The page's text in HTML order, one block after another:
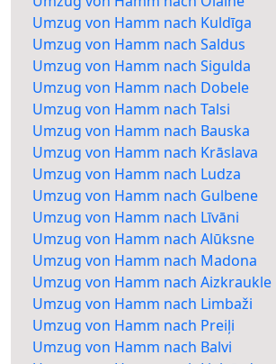
Umzug von Hamm nach Kuldīga
Umzug von Hamm nach Saldus
Umzug von Hamm nach Sigulda
Umzug von Hamm nach Dobele
Umzug von Hamm nach Talsi
Umzug von Hamm nach Bauska
Umzug von Hamm nach Krāslava
Umzug von Hamm nach Ludza
Umzug von Hamm nach Gulbene
Umzug von Hamm nach Līvāni
Umzug von Hamm nach Alūksne
Umzug von Hamm nach Madona
Umzug von Hamm nach Aizkraukle
Umzug von Hamm nach Limbaži
Umzug von Hamm nach Preiļi
Umzug von Hamm nach Balvi